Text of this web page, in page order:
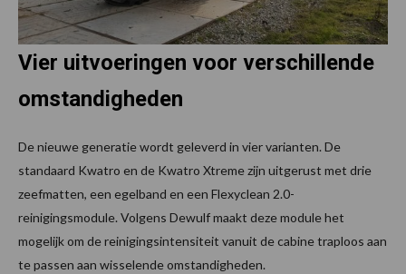
Vier uitvoeringen voor verschillende
omstandigheden
De nieuwe generatie wordt geleverd in vier varianten. De
standaard Kwatro en de Kwatro Xtreme zijn uitgerust met drie
zeefmatten, een egelband en een Flexyclean 2.0-
reinigingsmodule. Volgens Dewulf maakt deze module het
mogelijk om de reinigingsintensiteit vanuit de cabine traploos aan
te passen aan wisselende omstandigheden.